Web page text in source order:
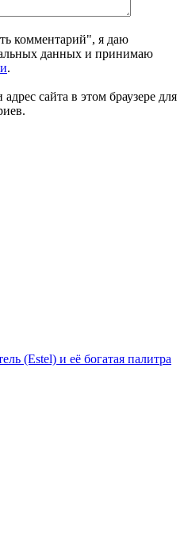
комментарий", я даю
данных и принимаю
.
сайта в этом браузере для
(Estel) и её богатая палитра